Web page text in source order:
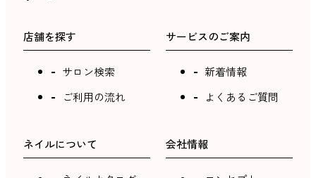
店舗を探す
サロン検索
ご利用の流れ
サービスのご案内
新着情報
よくあるご質問
ネイルについて 会社情報